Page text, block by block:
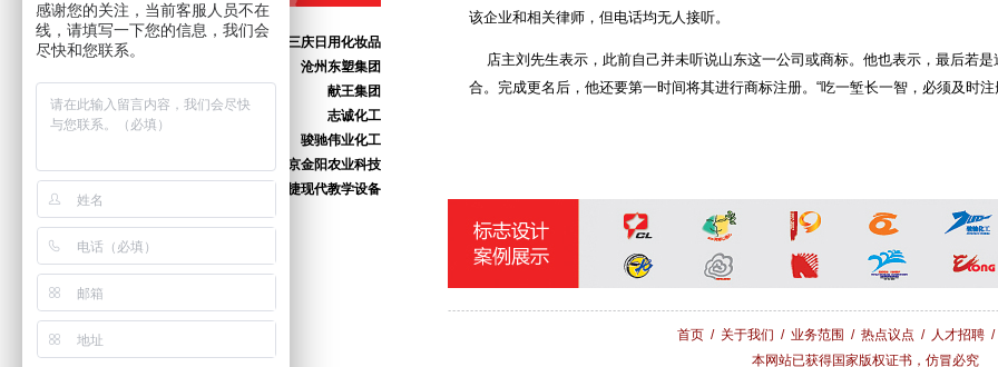
献县本斋宏达铸造
沧州市三庆日用化妆品
沧州东塑集团
献王集团
志诚化工
骏驰伟业化工
北京金阳农业科技
海捷现代教学设备
上海橡胶（香港）集团
该企业和相关律师，但电话均无人接听。
店主刘先生表示，此前自己并未听说山东这一公司或商标。他也表示，最后若
合。完成更名后，他还要第一时间将其进行商标注册。“吃一堑长一智，必须及时
首页/ 关于我们 / 业务范围 / 热点议点 / 人才招聘
本网站已获得国家版权证书，仿冒必究
感谢您的关注，当前客服人员不在
线，请填写一下您的信息，我们会
尽快和您联系。